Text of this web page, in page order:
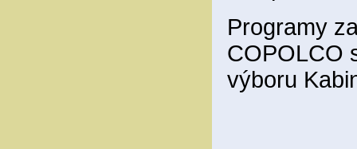
Programy
COPOLCO
výboru